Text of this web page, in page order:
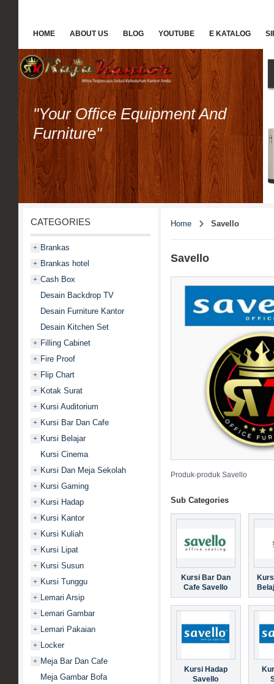
HOME ABOUT US BLOG YOUTUBE E KATALOG
"Your Office Equipment And
Furniture"
CATEGORIES
+ Brankas
+ Brankas hotel
+ Cash Box
Desain Backdrop TV
Desain Furniture Kantor
Desain Kitchen Set
+ Filling Cabinet
+ Fire Proof
+ Flip Chart
+ Kotak Surat
+ Kursi Auditorium
+ Kursi Bar Dan Cafe
+ Kursi Belajar
Kursi Cinema
+ Kursi Dan Meja Sekolah
+ Kursi Gaming
+ Kursi Hadap
+ Kursi Kantor
+ Kursi Kuliah
+ Kursi Lipat
+ Kursi Susun
+ Kursi Tunggu
+ Lemari Arsip
+ Lemari Gambar
+ Lemari Pakaian
+ Locker
+ Meja Bar Dan Cafe
Meja Gambar Bofa
Home Savello
Savello
Produk-produk Savello
Sub Categories
Kursi Bar Dan
Cafe Savello
Kursi Hadap
Savello